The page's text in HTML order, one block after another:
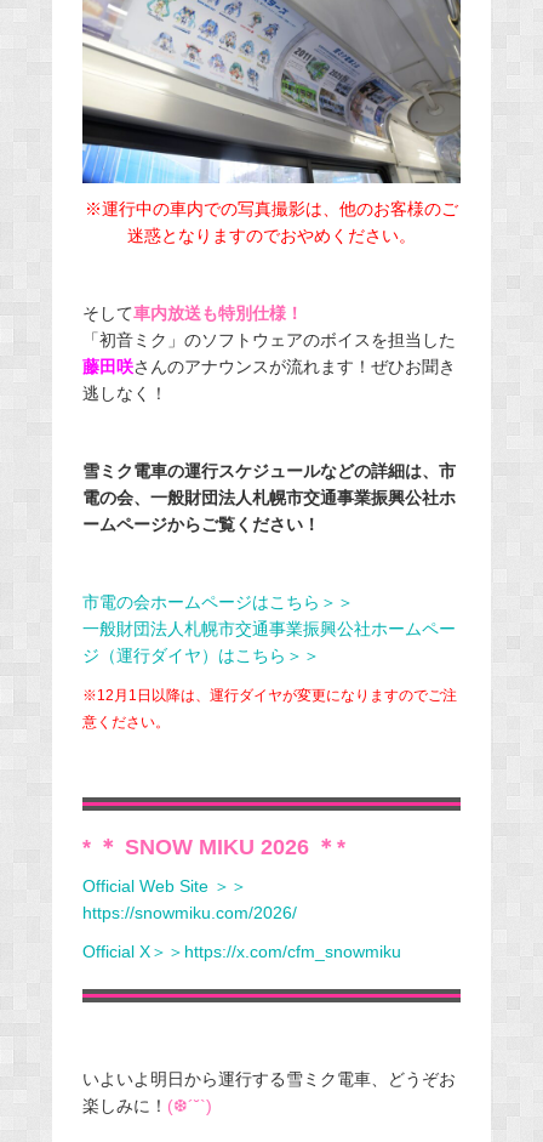
※運行中の車内での写真撮影は、他のお客様のご
迷惑となりますのでおやめください。
そして車内放送も特別仕様！
「初音ミク」のソフトウェアのボイスを担当した
藤田咲さんのアナウンスが流れます！ぜひお聞き
逃しなく！
雪ミク電車の運行スケジュールなどの詳細は、市
電の会、一般財団法人札幌市交通事業振興公社ホ
ームページからご覧ください！
市電の会ホームページはこちら＞＞
一般財団法人札幌市交通事業振興公社ホームペー
ジ（運行ダイヤ）はこちら＞＞
※12月1日以降は、運行ダイヤが変更になりますのでご注
意ください。
* ＊ SNOW MIKU 2026 ＊*
Official Web Site ＞＞
https://snowmiku.com/2026/
Official X＞＞https://x.com/cfm_snowmiku
いよいよ明日から運行する雪ミク電車、どうぞお
楽しみに！ (❆´˘`)